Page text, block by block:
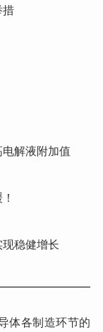
解液附加值
稳健增长
体各制造环节的